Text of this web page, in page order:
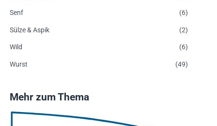
Senf (6)
Sülze & Aspik (2)
Wild (6)
Wurst (49)
Mehr zum Thema